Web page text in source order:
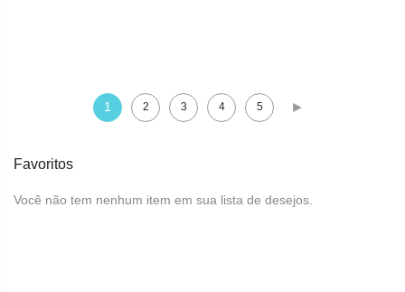
Página
Você esta lendo a pagina
1
Página
2
Página
3
Página
4
Página
5
Favoritos
Você não tem nenhum item em sua lista de desejos.